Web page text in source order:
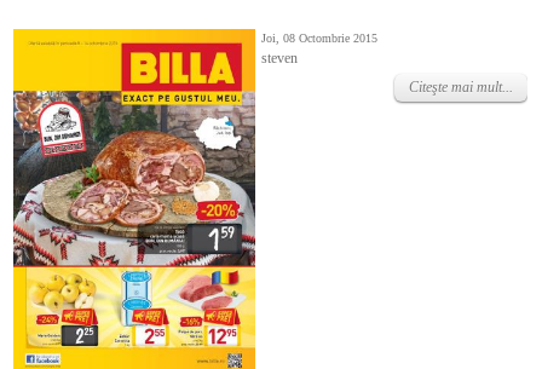
Joi, 08 Octombrie 2015
steven
Citeşte mai mult...